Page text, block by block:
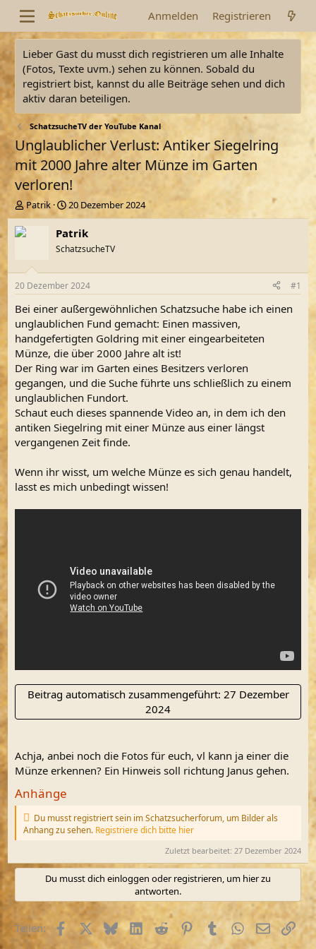
Anmelden Registrieren
Lieber Gast du musst dich registrieren um alle Inhalte
(Fotos, Texte uvm.) sehen zu können. Sobald du
registriert bist, kannst du alle Beiträge sehen und dich
aktiv daran beteiligen.
SchatzsucheTV der YouTube Kanal
Unglaublicher Verlust: Antiker Siegelring
mit 2000 Jahre alter Münze im Garten
verloren!
E
r
s
l
e
r
Patrik
E
r
s
e
t
a
20 Dezember 2024
Patrik
SchatzsucheTV
20 Dezember 2024 #1
Bei einer außergewöhnlichen Schatzsuche habe ich einen
unglaublichen Fund gemacht: Einen massiven,
handgefertigten Goldring mit einer eingearbeiteten
Münze, die über 2000 Jahre alt ist!
Der Ring war im Garten eines Besitzers verloren
gegangen, und die Suche führte uns schließlich zu einem
unglaublichen Fundort.
Schaut euch dieses spannende Video an, in dem ich den
antiken Siegelring mit einer Münze aus einer längst
vergangenen Zeit finde.
Wenn ihr wisst, um welche Münze es sich genau handelt,
lasst es mich unbedingt wissen!
Beitrag automatisch zusammengeführt: 27 Dezember
2024
Achja, anbei noch die Fotos für euch, vl kann ja einer die
Münze erkennen? Ein Hinweis soll richtung Janus gehen.
Anhänge
Du musst registriert sein im Schatzsucherforum, um Bilder als
Anhang zu sehen. Registriere dich bitte hier
Zuletzt bearbeitet: 27 Dezember 2024
Du musst dich einloggen oder registrieren, um hier zu
antworten.
Teilen: FacebookX (Twitter)
BlueskyLinkedInReddit Pinterest
TumblrWhatsApp
E-MailLink